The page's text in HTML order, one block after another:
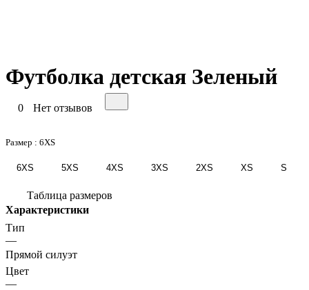
Футболка детская Зеленый
0 Нет отзывов
Размер : 6XS
6XS 5XS 4XS 3XS 2XS XS S
Таблица размеров
Характеристики
Тип
—
Прямой силуэт
Цвет
—